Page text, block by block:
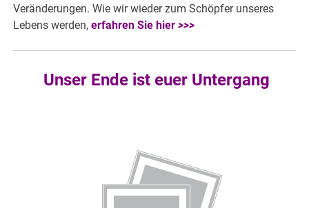
Veränderungen. Wie wir wieder zum Schöpfer unseres
Lebens werden, erfahren Sie hier>>>
Unser Ende ist euer Untergang